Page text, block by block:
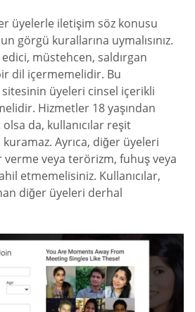
üyelerle iletişim söz konusu
görgü kurallarına uymalısınız.
müstehcen, saldırgan
dil içermemelidir. Bu
sitesinin üyeleri cinsel içerikli
Hizmetler 18 yaşından
da, kullanıcılar reşit
Ayrıca, diğer üyeleri
veya terörizm, fuhuş veya
etmemelisiniz. Kullanıcılar,
diğer üyeleri derhal